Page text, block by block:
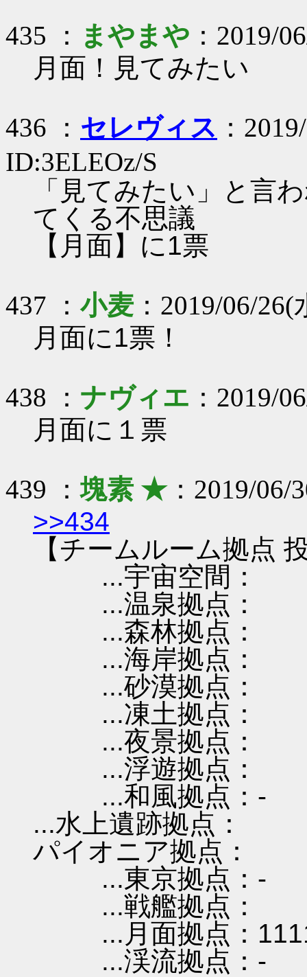
435 ： まやまや ：2019/
月面！見てみたい
436 ： セレヴィス ：
ID:3ELEOz/S
「見てみたい」と言
てくる不思議
【月面】に1票
437 ：小麦 ：2019/06/
月面に1票！
438 ： ナヴィエ ：2019/
月面に１票
439 ：塊素 ★：2019/06/
>>434
【チームルーム拠点
...宇宙空間：
...温泉拠点：
...森林拠点：
...海岸拠点：
...砂漠拠点：
...凍土拠点：
...夜景拠点：
...浮遊拠点：
...和風拠点：-
...水上遺跡拠点：
パイオニア拠点：
...東京拠点：-
...戦艦拠点：
...月面拠点：
...渓流拠点：-